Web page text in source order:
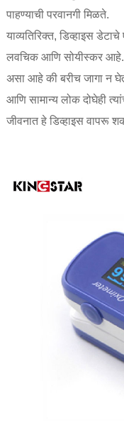
पाहण्याची परवानगी मिळते.
याव्यतिरिक्त, डिव्हाइस
लवचिक आणि सोयीस्कर आहे.
असा आहे की बरीच जागा न
आणि सामान्य लोक दोघेही
जीवनात हे डिव्हाइस वापरू